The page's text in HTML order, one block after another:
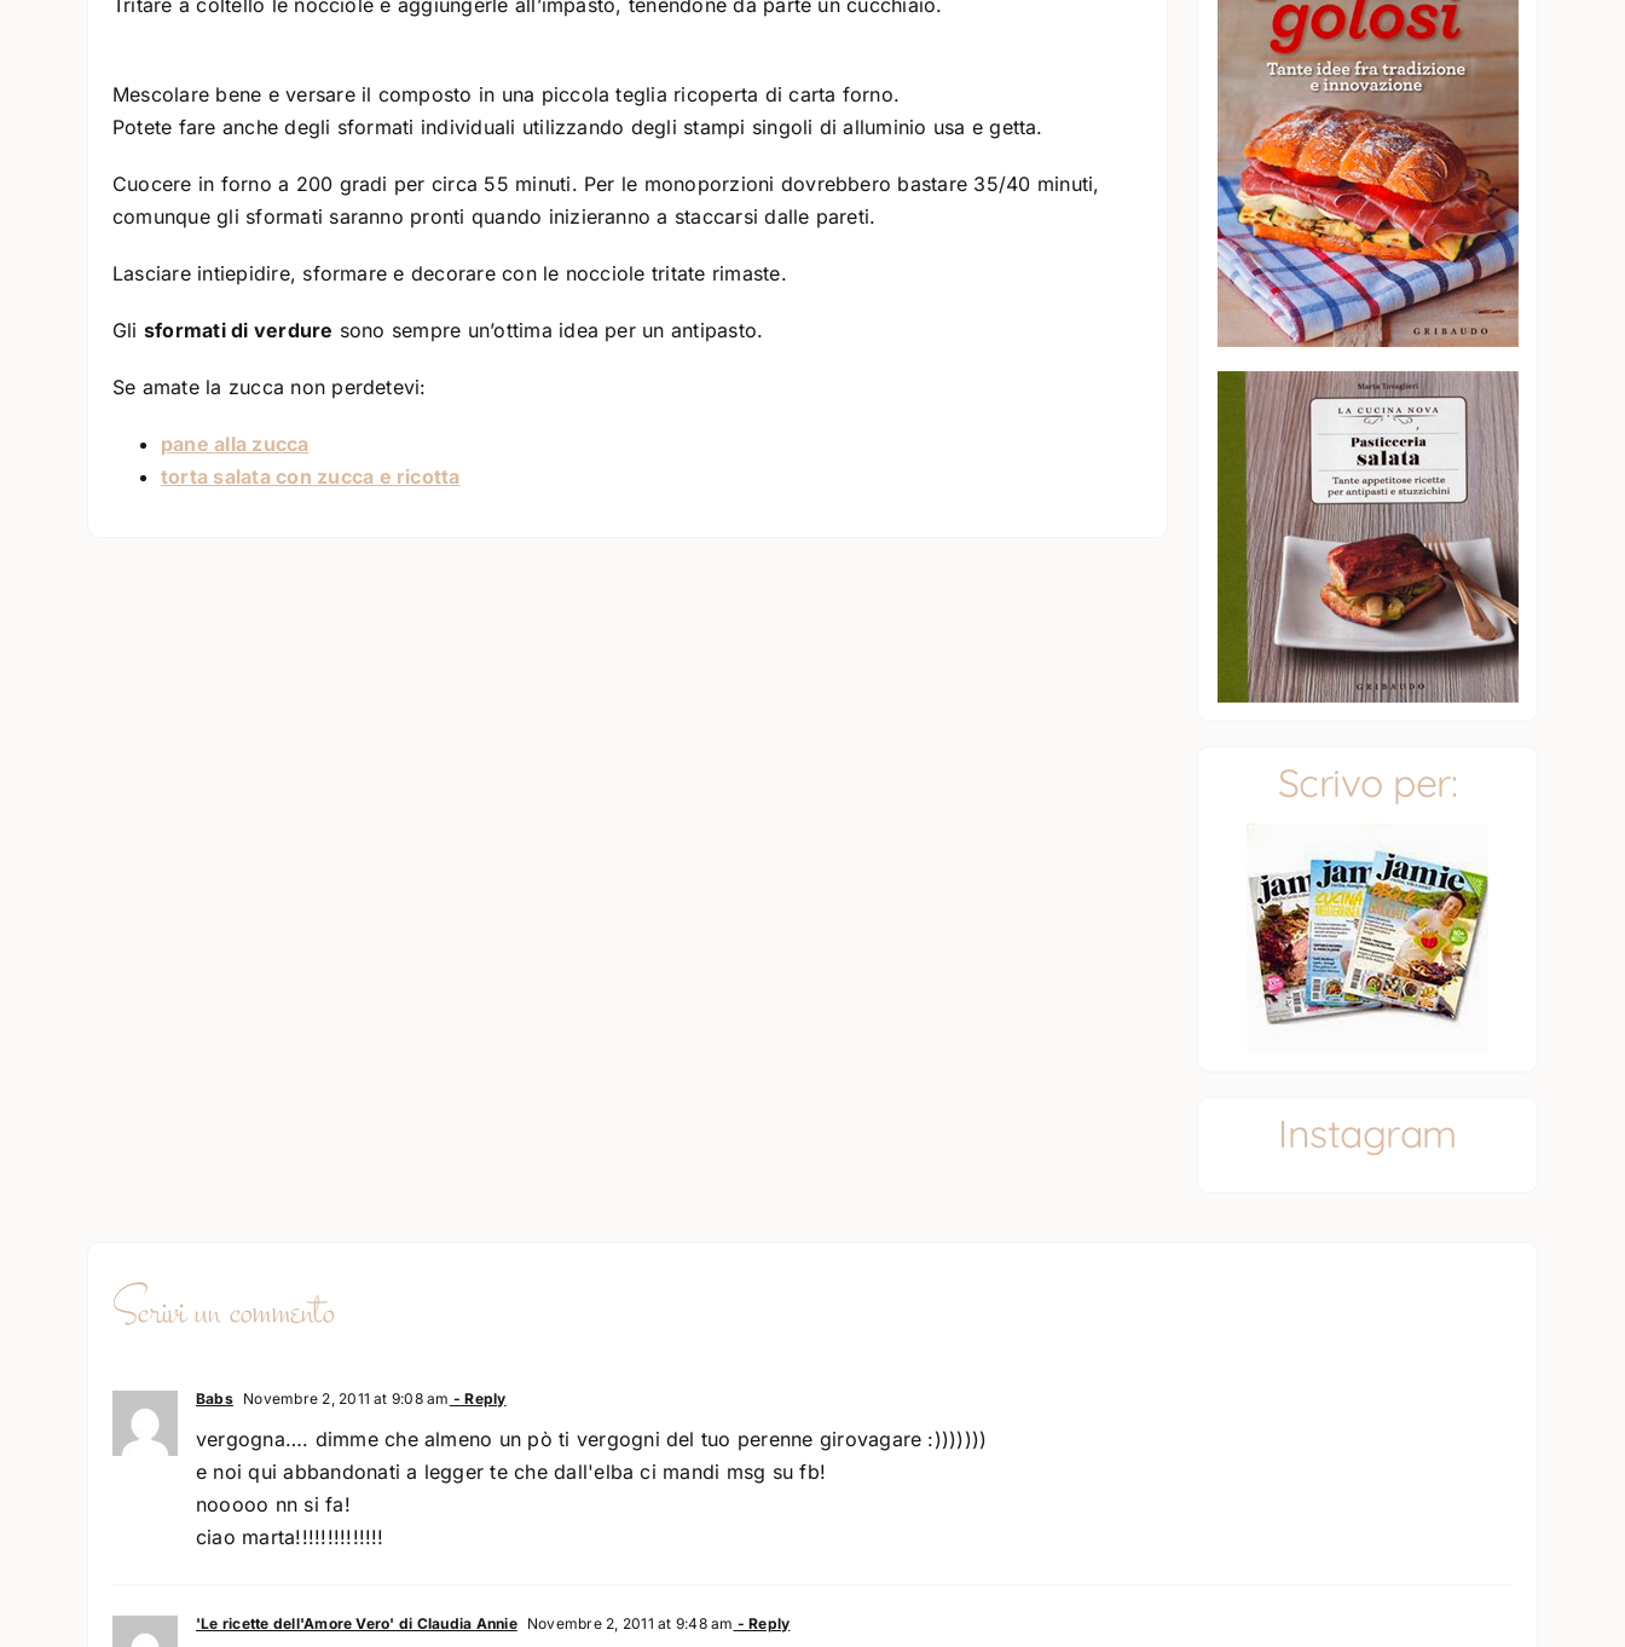
Tritare a coltello le nocciole e aggiungerle all’impasto, tenendone da parte un cucchiaio.
Mescolare bene e versare il composto in una piccola teglia ricoperta di carta forno.
Potete fare anche degli sformati individuali utilizzando degli stampi singoli di alluminio usa e getta.
Cuocere in forno a 200 gradi per circa 55 minuti. Per le monoporzioni dovrebbero bastare 35/40 minuti,
comunque gli sformati saranno pronti quando inizieranno a staccarsi dalle pareti.
Lasciare intiepidire, sformare e decorare con le nocciole tritate rimaste.
Gli sformati di verdure sono sempre un’ottima idea per un antipasto.
Se amate la zucca non perdetevi:
pane alla zucca
torta salata con zucca e ricotta
Scrivo per:
Instagram
Scrivi un commento
Babs Novembre 2, 2011 at 9:08 am - Reply
vergogna…. dimme che almeno un pò ti vergogni del tuo perenne girovagare :)))))))
e noi qui abbandonati a legger te che dall'elba ci mandi msg su fb!
nooooo nn si fa!
ciao marta!!!!!!!!!!!!!!
'Le ricette dell'Amore Vero' di Claudia Annie Novembre 2, 2011 at 9:48 am - Reply